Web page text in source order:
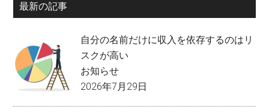
最新の記事
自分の名前だけに収入を依存するのはリ
スクが高い
お知らせ
2026年7月29日